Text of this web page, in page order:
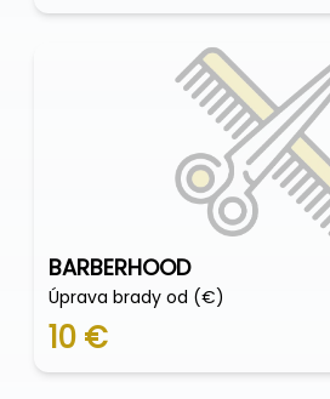
BARBERHOOD
Úprava brady od (€)
10 €